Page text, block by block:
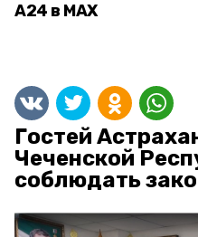
А24 в MAX
Гостей
Чеченской
соблюдать